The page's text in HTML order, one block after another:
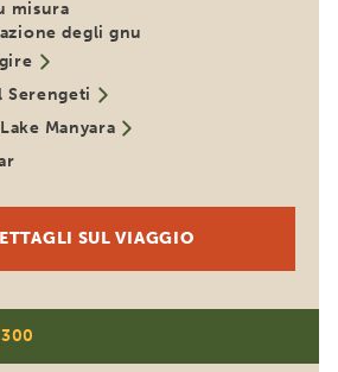
misura
degli gnu
Serengeti
Lake Manyara
SUL VIAGGIO